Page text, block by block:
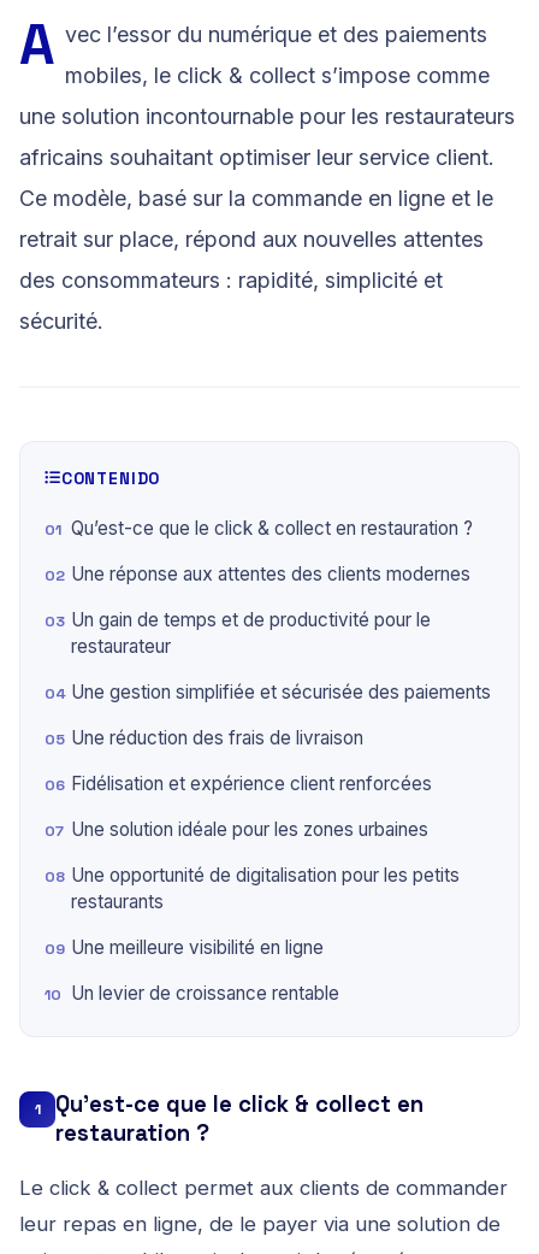
A vec l’essor du numérique et des paiements
mobiles, le click & collect s’impose comme
une solution incontournable pour les restaurateurs
africains souhaitant optimiser leur service client.
Ce modèle, basé sur la commande en ligne et le
retrait sur place, répond aux nouvelles attentes
des consommateurs : rapidité, simplicité et
sécurité.
CONTENIDO
Qu’est-ce que le click & collect en restauration ?
Une réponse aux attentes des clients modernes
Un gain de temps et de productivité pour le
restaurateur
Une gestion simplifiée et sécurisée des paiements
Une réduction des frais de livraison
Fidélisation et expérience client renforcées
Une solution idéale pour les zones urbaines
Une opportunité de digitalisation pour les petits
restaurants
Une meilleure visibilité en ligne
Un levier de croissance rentable
1
Qu’est-ce que le click & collect en
restauration ?
Le click & collect permet aux clients de commander
leur repas en ligne, de le payer via une solution de